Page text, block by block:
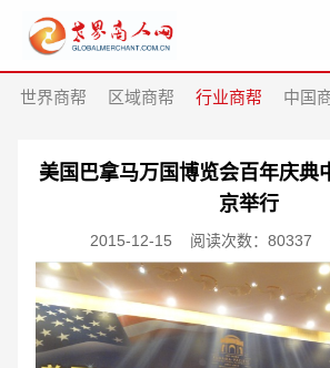
世界商帮 区域商帮 行业商帮 中国
美国巴拿马万国博览会百年庆典
京举行
2015-12-15 阅读次数：80337